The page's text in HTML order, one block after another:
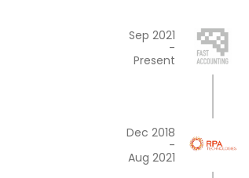
Sep 2021
-
Present
Dec 2018
-
Aug 2021